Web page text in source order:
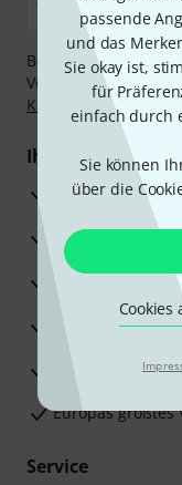
passende
und das
Sie okay ist,
für
einfach durch
Sie können
über die
Cookies
Bezahlen Sie
Vorkasse, PayPal,
Klarna Ratenzahlung
Ihre Vorteile
3 Jahre
30 Tage Money-
Reparaturservice
Beratung durch
Europas größtes
Service